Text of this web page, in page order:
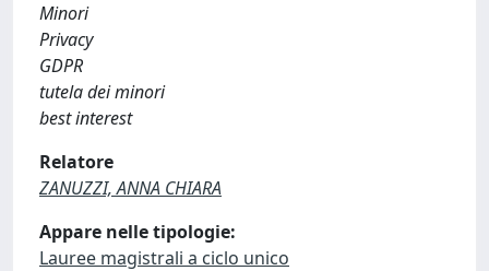
Minori
Privacy
GDPR
tutela dei minori
best interest
Relatore
ZANUZZI, ANNA CHIARA
Appare nelle tipologie:
Lauree magistrali a ciclo unico